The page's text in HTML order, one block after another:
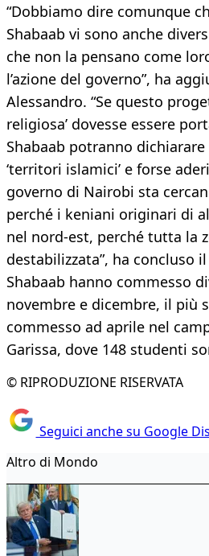
“Dobbiamo dire comunque
Shabaab vi sono anche
che non la pensano come
l’azione del governo”, ha
Alessandro. “Se questo
religiosa’ dovesse essere
Shabaab potranno
‘territori islamici’ e forse
governo di Nairobi sta
perché i keniani originari di
nel nord-est, perché tutta la
destabilizzata”, ha concluso
Shabaab hanno commesso
novembre e dicembre, il più
commesso ad aprile nel
Garissa, dove 148 studenti
© RIPRODUZIONE RISERVATA
Seguici anche su Google
Altro di Mondo